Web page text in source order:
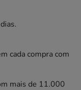
cada compra com
mais de 11.000